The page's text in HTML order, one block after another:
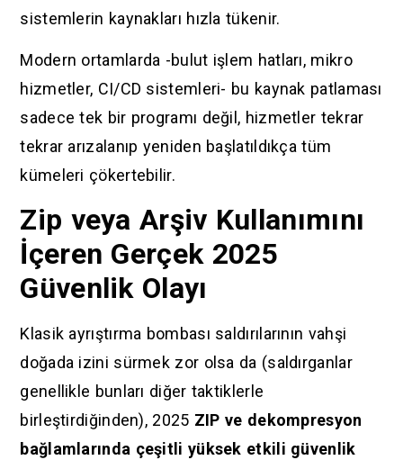
sistemlerin kaynakları hızla tükenir.
Modern ortamlarda -bulut işlem hatları, mikro
hizmetler, CI/CD sistemleri- bu kaynak patlaması
sadece tek bir programı değil, hizmetler tekrar
tekrar arızalanıp yeniden başlatıldıkça tüm
kümeleri çökertebilir.
Zip veya Arşiv Kullanımını
İçeren Gerçek 2025
Güvenlik Olayı
Klasik ayrıştırma bombası saldırılarının vahşi
doğada izini sürmek zor olsa da (saldırganlar
genellikle bunları diğer taktiklerle
birleştirdiğinden), 2025 ZIP ve dekompresyon
bağlamlarında çeşitli yüksek etkili güvenlik